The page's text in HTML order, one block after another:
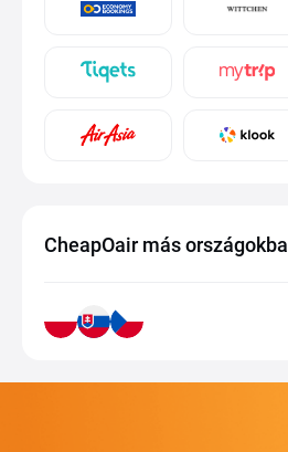
CheapOair más